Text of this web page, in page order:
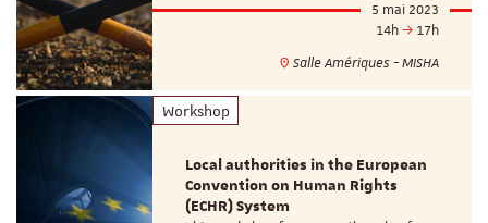
5 mai 2023
14h
17h
Salle Amériques - MISHA
Workshop
Local authorities in the European
Convention on Human Rights
(ECHR) System